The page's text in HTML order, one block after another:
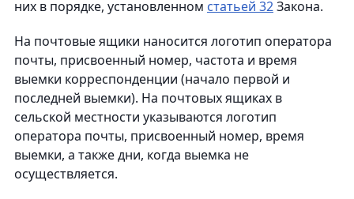
них в порядке, установленном статьей 32Закона.
На почтовые ящики наносится логотип оператора
почты, присвоенный номер, частота и время
выемки корреспонденции (начало первой и
последней выемки). На почтовых ящиках в
сельской местности указываются логотип
оператора почты, присвоенный номер, время
выемки, а также дни, когда выемка не
осуществляется.